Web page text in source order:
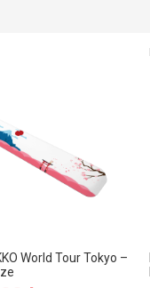
World Tour Tokyo –